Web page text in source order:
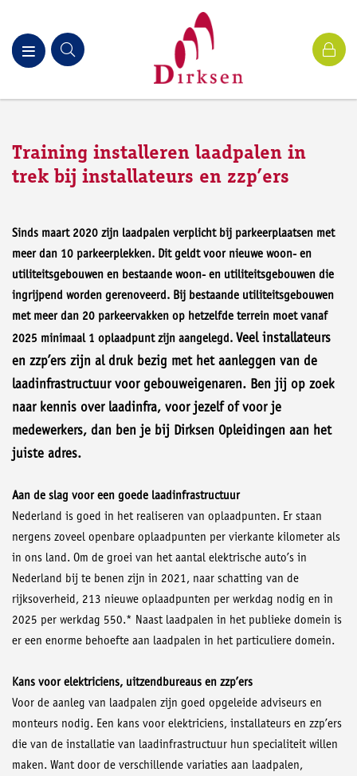
Training installeren laadpalen in
trek bij installateurs en zzp’ers
Sinds maart 2020 zijn laadpalen verplicht bij parkeerplaatsen met
meer dan 10 parkeerplekken. Dit geldt voor nieuwe woon- en
utiliteitsgebouwen en bestaande woon- en utiliteitsgebouwen die
ingrijpend worden gerenoveerd. Bij bestaande utiliteitsgebouwen
met meer dan 20 parkeervakken op hetzelfde terrein moet vanaf
2025 minimaal 1 oplaadpunt zijn aangelegd. Veel installateurs
en zzp’ers zijn al druk bezig met het aanleggen van de
laadinfrastructuur voor gebouweigenaren. Ben jij op zoek
naar kennis over laadinfra, voor jezelf of voor je
medewerkers, dan ben je bij Dirksen Opleidingen aan het
juiste adres.
Aan de slag voor een goede laadinfrastructuur
Nederland is goed in het realiseren van oplaadpunten. Er staan
nergens zoveel openbare oplaadpunten per vierkante kilometer als
in ons land. Om de groei van het aantal elektrische auto’s in
Nederland bij te benen zijn in 2021, naar schatting van de
rijksoverheid, 213 nieuwe oplaadpunten per werkdag nodig en in
2025 per werkdag 550.* Naast laadpalen in het publieke domein is
er een enorme behoefte aan laadpalen in het particuliere domein.
Kans voor elektriciens, uitzendbureaus en zzp’ers
Voor de aanleg van laadpalen zijn goed opgeleide adviseurs en
monteurs nodig. Een kans voor elektriciens, installateurs en zzp’ers
die van de installatie van laadinfrastructuur hun specialiteit willen
maken. Want door de verschillende variaties aan laadpalen,